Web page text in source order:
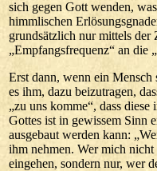
sich gegen Gott wenden,
himmlischen
grundsätzlich nur mittels
„Empfangsfrequenz“ an die
Erst dann, wenn ein Mensch
es ihm, dazu beizutragen,
„zu uns komme“, dass
Gottes ist in gewissem Sinn
ausgebaut werden kann:
ihm nehmen. Wer mich
eingehen, sondern nur, wer